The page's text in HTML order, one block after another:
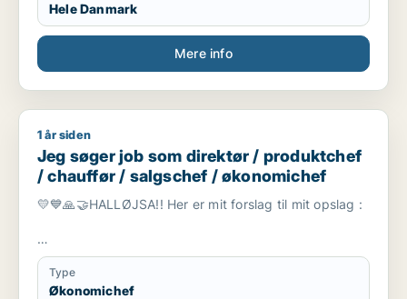
Hele Danmark
Mere info
Jeg søger job som direktør / produktchef / chauffør /
1 år siden
Jeg søger job som direktør / produktchef
/ chauffør / salgschef / økonomichef
💛💙🙏🤝HALLØJSA!! Her er mit forslag til mit opslag :
Professionel chauffør med egen bil tilbyder
komfortable og sikre køreture
Type
Økonomichef